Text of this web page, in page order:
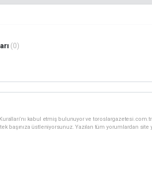
(0)
kabul etmiş bulunuyor ve
başınıza üstleniyorsunuz. Yazılan tüm yorumlardan